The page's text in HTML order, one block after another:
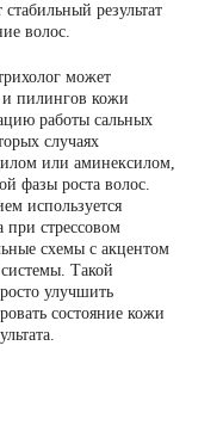
результат
волос.
может
и пилингов кожи
работы сальных
случаях
или аминексилом,
фазы роста волос.
используется
при стрессовом
схемы с акцентом
Такой
улучшить
состояние кожи